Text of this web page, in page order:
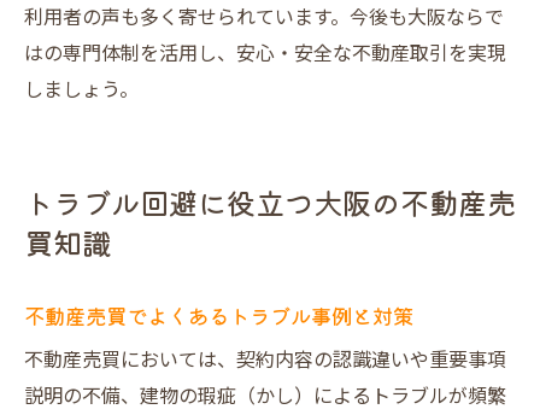
利用者の声も多く寄せられています。今後も大阪ならで
はの専門体制を活用し、安心・安全な不動産取引を実現
しましょう。
トラブル回避に役立つ大阪の不動産売
買知識
不動産売買でよくあるトラブル事例と対策
不動産売買においては、契約内容の認識違いや重要事項
説明の不備、建物の瑕疵（かし）によるトラブルが頻繁